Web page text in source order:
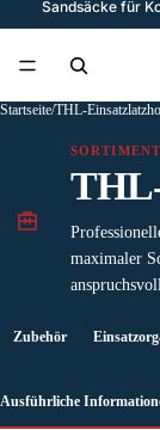
Sandsäcke für
Startseite/THL-
maximaler
Zubehör
Ausführliche